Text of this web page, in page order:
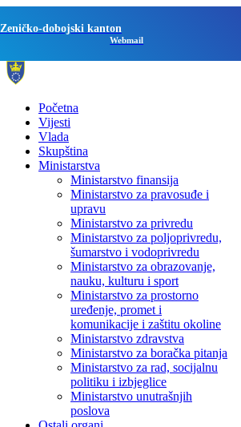
Zeničko-dobojski kanton
Webmail
Početna
Vijesti
Vlada
Skupština
Ministarstva
Ministarstvo finansija
Ministarstvo za pravosuđe i
upravu
Ministarstvo za privredu
Ministarstvo za poljoprivredu,
šumarstvo i vodoprivredu
Ministarstvo za obrazovanje,
nauku, kulturu i sport
Ministarstvo za prostorno
uređenje, promet i
komunikacije i zaštitu okoline
Ministarstvo zdravstva
Ministarstvo za boračka pitanja
Ministarstvo za rad, socijalnu
politiku i izbjeglice
Ministarstvo unutrašnjih
poslova